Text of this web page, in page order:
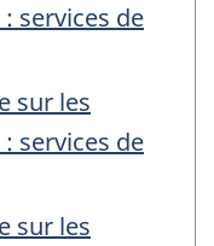
services de
sur les
services de
sur les